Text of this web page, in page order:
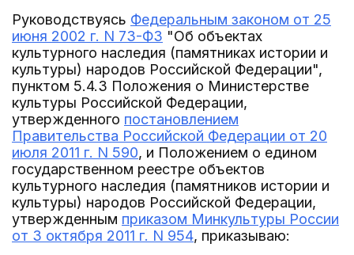
Руководствуясь Федеральным законом от 25
июня 2002 г. N 73-ФЗ "Об объектах
культурного наследия (памятниках истории и
культуры) народов Российской Федерации",
пунктом 5.4.3 Положения о Министерстве
культуры Российской Федерации,
утвержденного постановлением
Правительства Российской Федерации от 20
июля 2011 г. N 590, и Положением о едином
государственном реестре объектов
культурного наследия (памятников истории и
культуры) народов Российской Федерации,
утвержденным приказом Минкультуры России
от 3 октября 2011 г. N 954, приказываю: